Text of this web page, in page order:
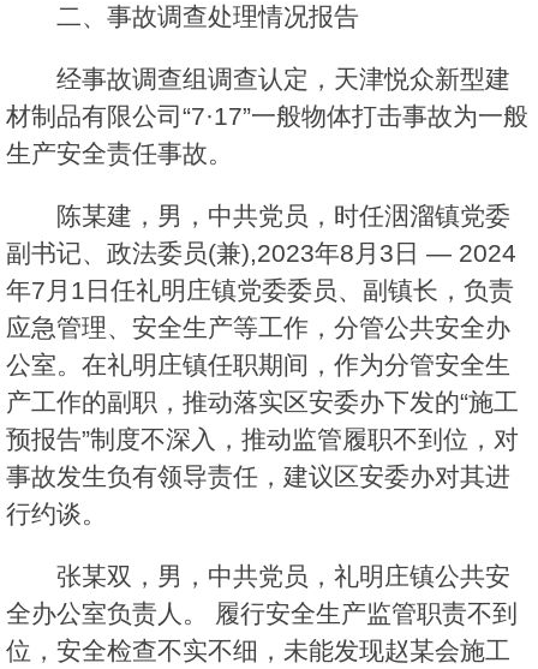
二、事故调查处理情况报告
经事故调查组调查认定，天津悦众新型建
材制品有限公司“7·17”一般物体打击事故为一般
生产安全责任事故。
陈某建，男，中共党员，时任洇溜镇党委
副书记、政法委员(兼),2023年8月3日 — 2024
年7月1日任礼明庄镇党委委员、副镇长，负责
应急管理、安全生产等工作，分管公共安全办
公室。在礼明庄镇任职期间，作为分管安全生
产工作的副职，推动落实区安委办下发的“施工
预报告”制度不深入，推动监管履职不到位，对
事故发生负有领导责任，建议区安委办对其进
行约谈。
张某双，男，中共党员，礼明庄镇公共安
全办公室负责人。 履行安全生产监管职责不到
位，安全检查不实不细，未能发现赵某会施工